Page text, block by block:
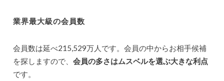
業界最大級の会員数
会員数は延べ215,529万人です。会員の中からお相手候補
を探しますので、会員の多さはムスベルを選ぶ大きな利点
です。